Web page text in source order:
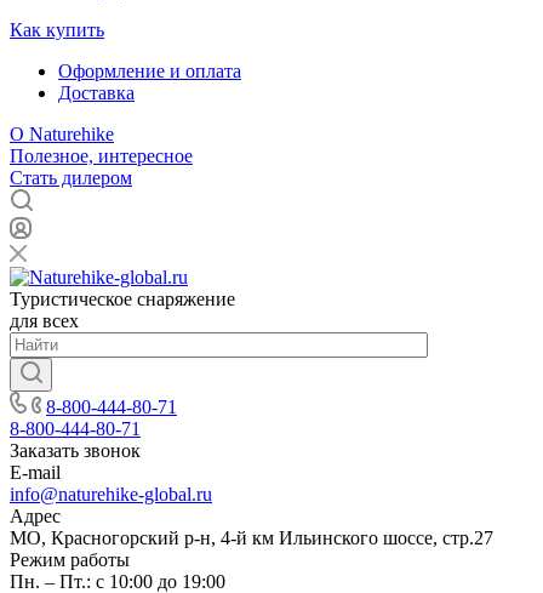
Как купить
Оформление и оплата
Доставка
О Naturehike
Полезное, интересное
Стать дилером
Туристическое снаряжение
для всех
8-800-444-80-71
8-800-444-80-71
Заказать звонок
E-mail
info@naturehike-global.ru
Адрес
МО, Красногорский р-н, 4-й км Ильинского шоссе, стр.27
Режим работы
Пн. – Пт.: с 10:00 до 19:00